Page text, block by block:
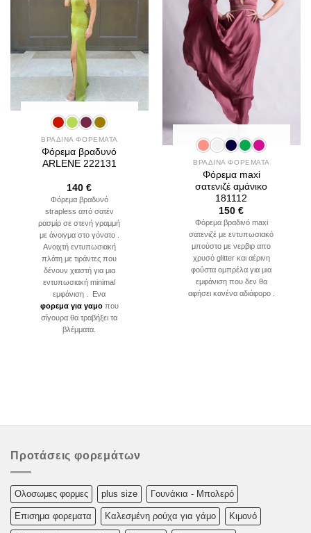
ΒΡΑΔΙΝΑ ΦΟΡΕΜΑΤΑ
Φόρεμα βραδυνό
ARLENE 222131
140€
Φόρεμα βραδυνό
strapless από σατέν
ρασμίρ σε στενή γραμμή
με άνοιγμα στο γόνατο .
Ανοιχτή εντυπωσιακή
πλάτη με τιράντες που
δένουν χιαστή για μια
εντυπωσιακή minimal
εμφάνιση . Ενα
φορεμα για γαμοπου
σίγουρα θα τραβήξει τα
βλέμματα.
ΒΡΑΔΙΝΑ ΦΟΡΕΜΑΤΑ
Φόρεμα maxi
σατενιζέ αμάνικο
181112
150€
Φόρεμα βραδινό maxi
σατενιζέ με εντυπωσιακό
μπούστο με νερβιρ απο
χρυσό glitter και αέρινη
φούστα ομπρέλα για μια
εμφάνιση που δεν θα
αφήσει κανένα αδιάφορο .
Προτάσεις φορεμάτων
Oλoσωμες φoρμες plus size Γουνάκια - Μπολερό
Επισημα φορεματα Καλεσμένη ρούχα για γάμο Κιμονό